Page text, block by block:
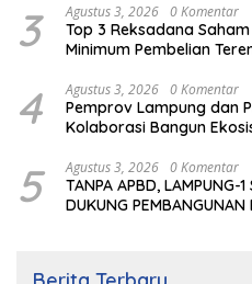
3 Agustus 3, 2026 0 Komentar
Top 3 Reksadana
Minimum Pembelian
4 Agustus 3, 2026 0 Komentar
Pemprov Lampung dan
Kolaborasi Bangun
5 Agustus 3, 2026 0 Komentar
TANPA APBD, LAMPUNG-
DUKUNG PEMBANGUNAN